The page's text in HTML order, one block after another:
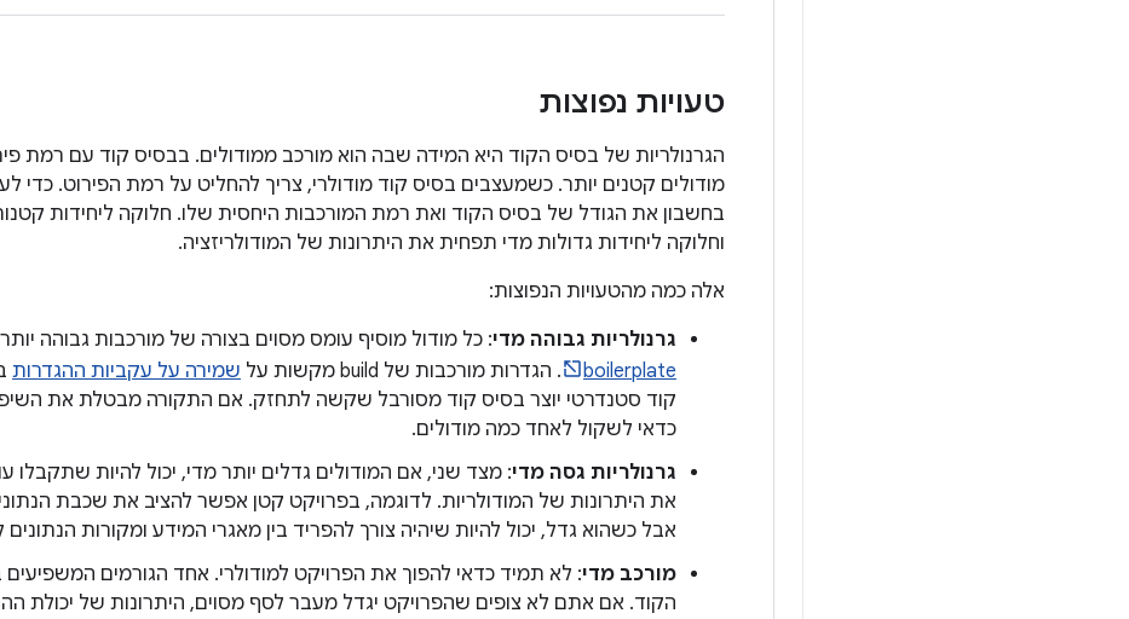
טעויות נפוצות
הגרנולריות של בסיס הקוד היא המידה שבה הוא מורכב ממודולים. בבסיס קוד עם רמת
מודולים קטנים יותר. כשמעצבים בסיס קוד מודולרי, צריך להחליט על רמת הפירוט. כדי
בחשבון את הגודל של בסיס הקוד ואת רמת המורכבות היחסית שלו. חלוקה ליחידות
וחלוקה ליחידות גדולות מדי תפחית את היתרונות של המודולריזציה.
אלה כמה מהטעויות הנפוצות:
גרנולריות גבוהה מדי: כל מודול מוסיף עומס מסוים בצורה של מורכבות גבוהה
boilerplate
. הגדרות מורכבות של build מקשות על שמירה על עקביות ההגדרות
קוד סטנדרטי יוצר בסיס קוד מסורבל שקשה לתחזק. אם התקורה מבטלת את
כדאי לשקול לאחד כמה מודולים.
גרנולריות גסה מדי: מצד שני, אם המודולים גדלים יותר מדי, יכול להיות שתקבלו
את היתרונות של המודולריות. לדוגמה, בפרויקט קטן אפשר להציב את שכבת
אבל כשהוא גדל, יכול להיות שיהיה צורך להפריד בין מאגרי המידע ומקורות הנתונים
מורכב מדי: לא תמיד כדאי להפוך את הפרויקט למודולרי. אחד הגורמים המשפיעים
הקוד. אם אתם לא צופים שהפרויקט יגדל מעבר לסף מסוים, היתרונות של יכולת